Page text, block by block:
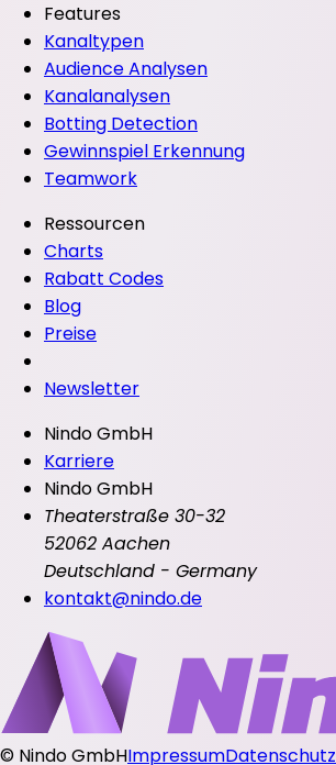
Features
Kanaltypen
Audience Analysen
Kanalanalysen
Botting Detection
Gewinnspiel Erkennung
Teamwork
Ressourcen
Charts
Rabatt Codes
Blog
Preise
Newsletter
Nindo GmbH
Karriere
Nindo GmbH
Theaterstraße 30-32
52062 Aachen
Deutschland - Germany
kontakt@nindo.de
© Nindo GmbHImpressumDatenschutz